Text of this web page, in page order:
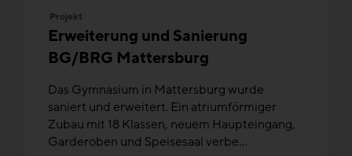
Projekt
Erweiterung und Sanierung
BG/BRG Mattersburg
Das Gymnasium in Mattersburg wurde
saniert und erweitert. Ein atriumförmiger
Zubau mit 18 Klassen, neuem Haupteingang,
Garderoben und Speisesaal verbe...